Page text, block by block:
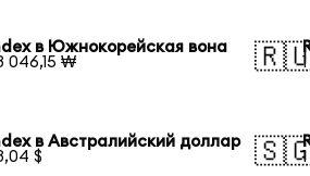
в Южнокорейская вона
046,15 ₩
в Австралийский доллар
$